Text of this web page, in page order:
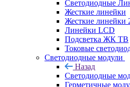
Светодиодные
Жесткие линейки
Жесткие линейки
Линейки LCD
Подсветка ЖК ТВ
Токовые
Светодиодные модули
Назад
Светодиодные
Герметичные